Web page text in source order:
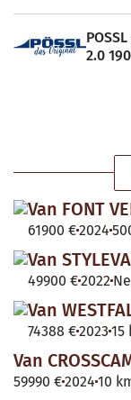
2.0
Van FONT
61900 €2024
Van
49900 €2022
Van
74388 €2023 15
Van
59990 €2024 10